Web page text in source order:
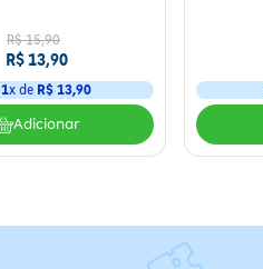
R$ 15,90
R$ 13,90
1x de R$ 13,90
Adicionar